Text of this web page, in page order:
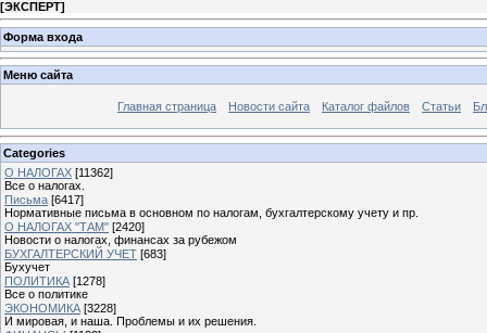
[ЭКСПЕРТ]
Форма входа
Меню сайта
Главная страница Новости сайта Каталог файлов Статьи
Categories
О НАЛОГАХ [11362]
Все о налогах.
Письма [6417]
Нормативные письма в основном по налогам, бухгалтерскому учету и пр.
О НАЛОГАХ "ТАМ" [2420]
Новости о налогах, финансах за рубежом
БУХГАЛТЕРСКИЙ УЧЕТ [683]
Бухучет
ПОЛИТИКА [1278]
Все о политике
ЭКОНОМИКА [3228]
И мировая, и наша. Проблемы и их решения.